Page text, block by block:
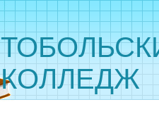
КОЛЛЕДЖ